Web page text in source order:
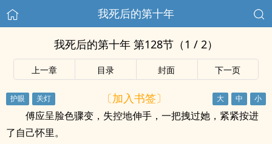
我死后的第十年
我死后的第十年 第128节（1 / 2）
上一章 目录 封面 下一页
〔加入书签〕
傅应呈脸色骤变，失控地伸手，一把拽过她，紧紧按进
了自己怀里。